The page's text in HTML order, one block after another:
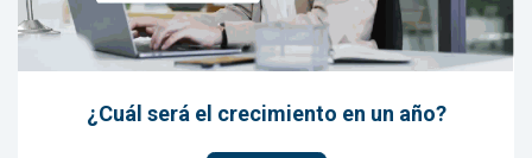
¿Cuál será el crecimiento en un año?